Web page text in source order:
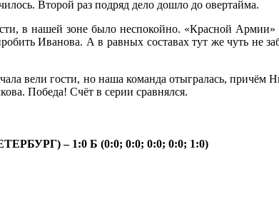
Второй раз подряд дело дошло до овертайма.
в нашей зоне было неспокойно. «Красной Армии»
Иванова. А в равных составах тут же чуть не
вели гости, но наша команда отыгралась,
Победа! Счёт в серии сравнялся.
– 1:0 Б (0:0; 0:0; 0:0; 0:0; 1:0)